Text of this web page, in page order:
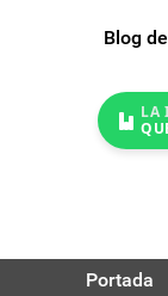
Blog
LA
Portada